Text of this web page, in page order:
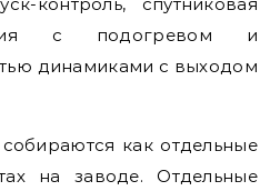
с подогревом и
динамиками с выходом
как отдельные
на заводе. Отдельные